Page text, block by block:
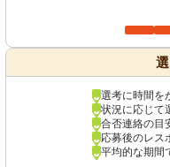
選考に時間を
状況に応じて
合否連絡の目
応募後のレス
平均的な期間